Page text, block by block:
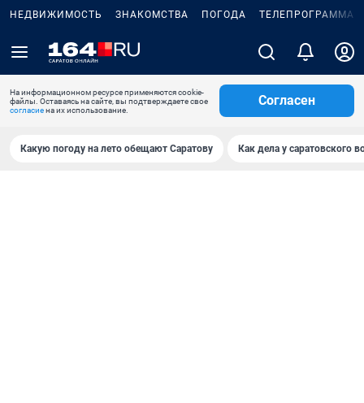
НЕДВИЖИМОСТЬ ЗНАКОМСТВА ПОГОДА ТЕЛЕПРОГРАММА
На информационном ресурсе применяются cookie-
файлы. Оставаясь на сайте, вы подтверждаете свое
согласиена их использование.
Согласен
Какую погоду на лето обещают Саратову Как дела у саратовского